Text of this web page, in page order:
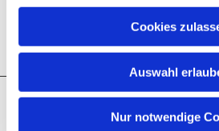
Cookies
Auswahl
Nur notwendige
Kontakt zum Ev.